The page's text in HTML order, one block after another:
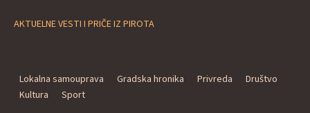
AKTUELNE VESTI I PRIČE IZ PIROTA
Lokalna samouprava Gradska hronika Privreda
Društvo
Kultura
Sport